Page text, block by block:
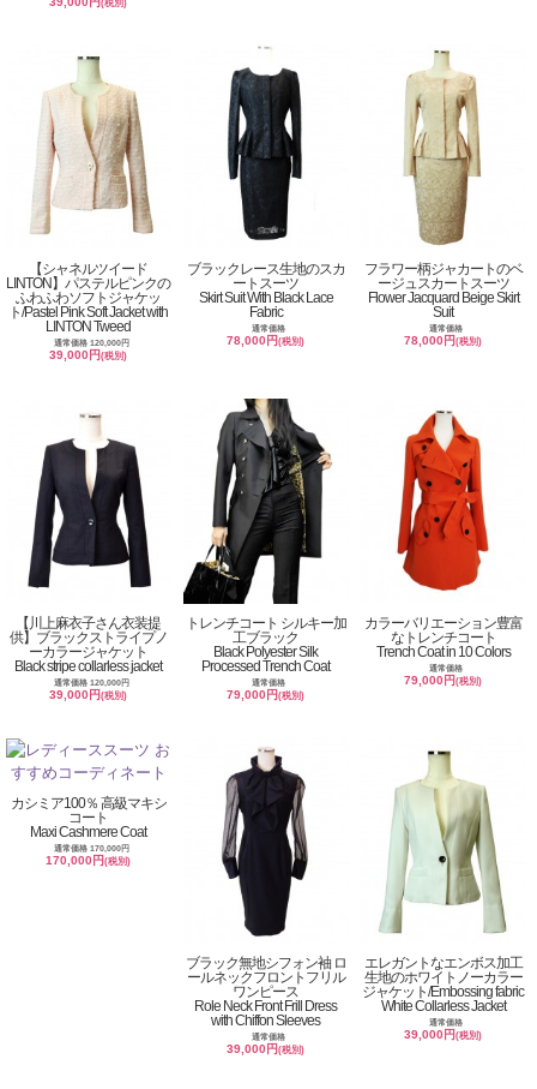
(税別)
【シャネルツイード
LINTON】パステルピンクの
ふわふわソフトジャケッ
ト/Pastel Pink Soft Jacket with
LINTON Tweed
通常価格 120,000円
39,000円(税別)
ブラックレース生地のスカ
ートスーツ
Skirt Suit With Black Lace
Fabric
通常価格
78,000円(税別)
フラワー柄ジャカートのベ
ージュスカートスーツ
Flower Jacquard Beige Skirt
Suit
通常価格
78,000円(税別)
【川上麻衣子さん衣装提
供】ブラックストライプノ
ーカラージャケット
Black stripe collarless jacket
通常価格 120,000円
39,000円(税別)
トレンチコート シルキー加
工ブラック
Black Polyester Silk
Processed Trench Coat
通常価格
79,000円(税別)
カラーバリエーション豊富
なトレンチコート
Trench Coat in 10 Colors
通常価格
79,000円(税別)
カシミア100％ 高級マキシ
コート
Maxi Cashmere Coat
通常価格 170,000円
170,000円(税別)
ブラック無地シフォン袖 ロ
ールネックフロントフリル
ワンピース
Role Neck Front Frill Dress
with Chiffon Sleeves
通常価格
39,000円(税別)
エレガントなエンボス加工
生地のホワイトノーカラー
ジャケット/Embossing fabric
White Collarless Jacket
通常価格
39,000円(税別)